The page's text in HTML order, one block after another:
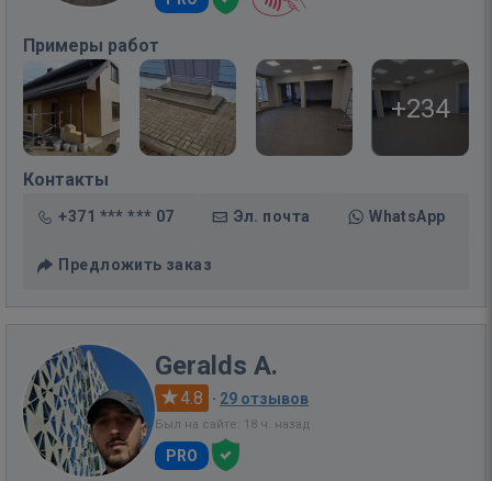
Примеры работ
+234
Контакты
+371 *** *** 07 Эл. почта WhatsApp
Предложить заказ
Geralds A.
4.8 · 29 отзывов
Был на сайте: 18 ч. назад
PRO